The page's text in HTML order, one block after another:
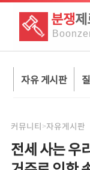
분쟁
Boon
자유 게시판
커뮤니티>자유게시판
전세 사는 우